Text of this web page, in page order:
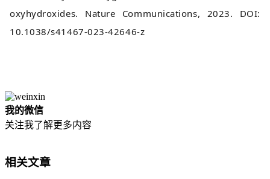
oxyhydroxides. Nature Communications, 2023. DOI:
10.1038/s41467-023-42646-z
我的微信
关注我了解更多内容
相关文章